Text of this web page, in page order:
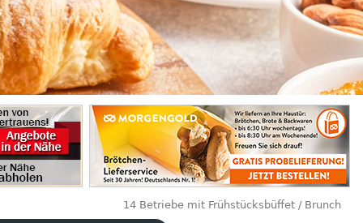
14 Betriebe mit Frühstücksbüffet / Brunch